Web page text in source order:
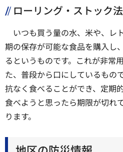
ローリング・ストック法
いつも買う量の水、米や、レ
期の保存が可能な食品を購入し
るというものです。これが非常
た、普段から口にしているもの
抗なく食べることができ、定期
食べようと思ったら期限が切れ
ります。